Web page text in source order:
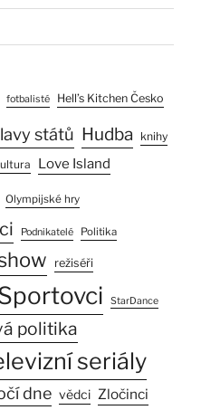
fotbalisté Hell’s Kitchen Česko
států Hudba knihy
Love Island
Olympijské hry
Podnikatelé Politika
režiséři
StarDance
politika
seriály
dne vědci Zločinci